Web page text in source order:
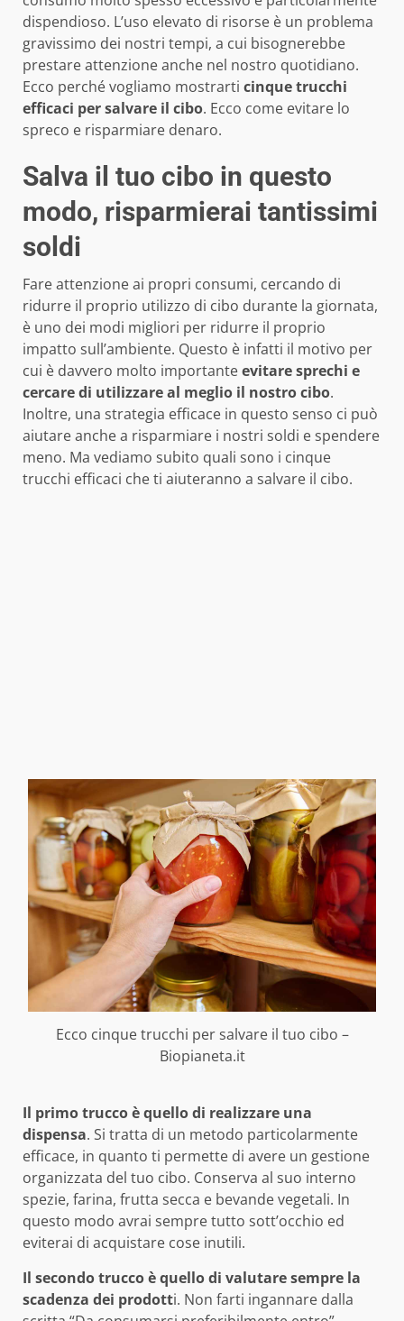
dispendioso. L’uso elevato di risorse è un problema
gravissimo dei nostri tempi, a cui bisognerebbe
prestare attenzione anche nel nostro quotidiano.
Ecco perché vogliamo mostrarti cinque trucchi
efficaci per salvare il cibo. Ecco come evitare lo
spreco e risparmiare denaro.
Salva il tuo cibo in questo
modo, risparmierai tantissimi
soldi
Fare attenzione ai propri consumi, cercando di
ridurre il proprio utilizzo di cibo durante la giornata,
è uno dei modi migliori per ridurre il proprio
impatto sull’ambiente. Questo è infatti il motivo per
cui è davvero molto importanteevitare sprechi e
cercare di utilizzare al meglio il nostro cibo.
Inoltre, una strategia efficace in questo senso ci può
aiutare anche a risparmiare i nostri soldi e spendere
meno. Ma vediamo subito quali sono i cinque
trucchi efficaci che ti aiuteranno a salvare il cibo.
Ecco cinque trucchi per salvare il tuo cibo –
Biopianeta.it
Il primo trucco è quello di realizzare una
dispensa. Si tratta di un metodo particolarmente
efficace, in quanto ti permette di avere un gestione
organizzata del tuo cibo. Conserva al suo interno
spezie, farina, frutta secca e bevande vegetali. In
questo modo avrai sempre tutto sott’occhio ed
eviterai di acquistare cose inutili.
Il secondo trucco è quello di valutare sempre la
scadenza dei prodotti. Non farti ingannare dalla